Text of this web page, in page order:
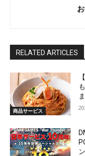
RELATED ARTICLES
商品サービス